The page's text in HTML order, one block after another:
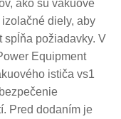
ako sú vákuové
diely, aby
spĺňa požiadavky. V
Equipment
ističa vs1
Pred dodaním je